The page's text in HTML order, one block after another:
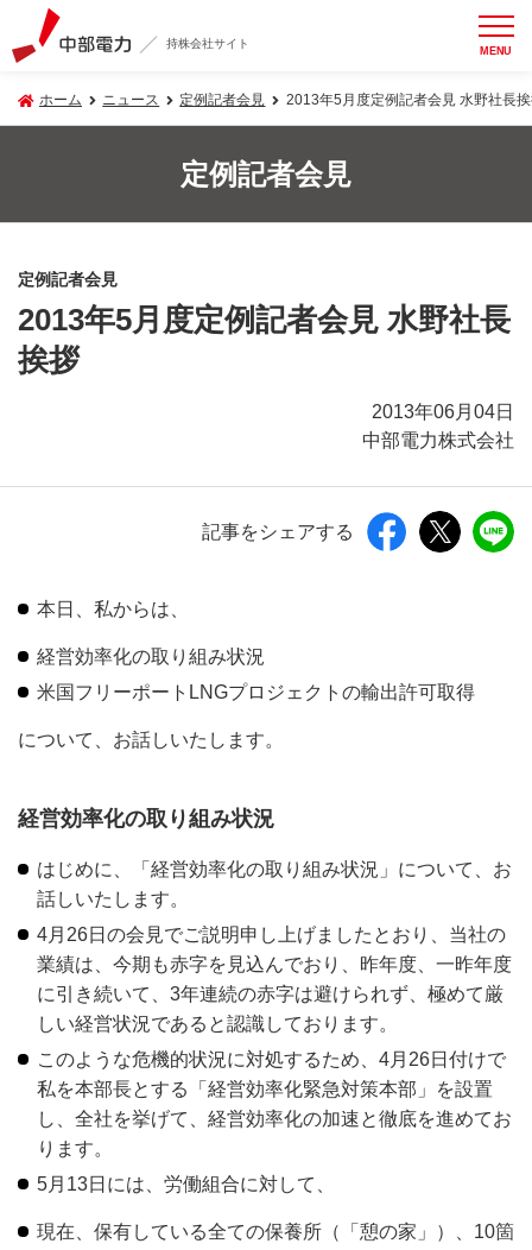
持株会社サイト MENU
ホーム ニュース 定例記者会見 2013年5月度定例記者会見 水野社長
定例記者会見
定例記者会見
2013年5月度定例記者会見 水野社長
挨拶
2013年06月04日
中部電力株式会社
記事をシェアする
本日、私からは、
経営効率化の取り組み状況
米国フリーポートLNGプロジェクトの輸出許可取得
について、お話しいたします。
経営効率化の取り組み状況
はじめに、「経営効率化の取り組み状況」について、お
話しいたします。
4月26日の会見でご説明申し上げましたとおり、当社の
業績は、今期も赤字を見込んでおり、昨年度、一昨年度
に引き続いて、3年連続の赤字は避けられず、極めて厳
しい経営状況であると認識しております。
このような危機的状況に対処するため、4月26日付けで
私を本部長とする「経営効率化緊急対策本部」を設置
し、全社を挙げて、経営効率化の加速と徹底を進めてお
ります。
5月13日には、労働組合に対して、
現在、保有している全ての保養所（「憩の家」）、10箇